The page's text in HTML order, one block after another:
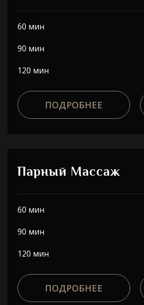
60 мин
90 мин
120 мин
ПОДРОБНЕЕ
Парный Массаж
60 мин
90 мин
120 мин
ПОДРОБНЕЕ